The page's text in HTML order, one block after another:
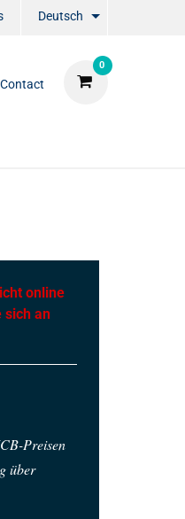
Deutsch
0
Contact
online
sich an
Preisen
über